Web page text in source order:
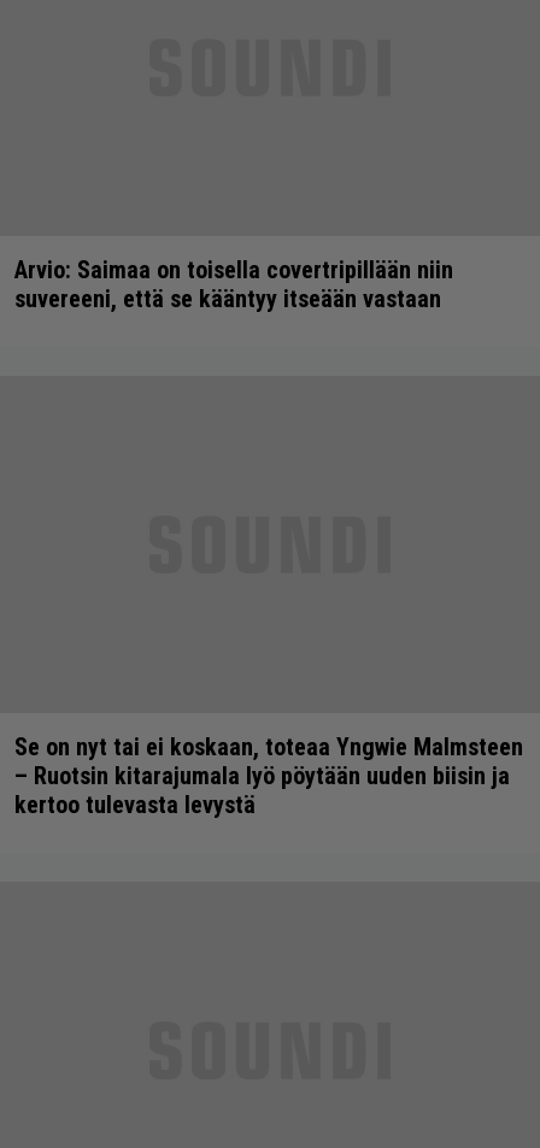
Arvio: Saimaa on toisella covertripillään niin
suvereeni, että se kääntyy itseään vastaan
Se on nyt tai ei koskaan, toteaa Yngwie Malmsteen
– Ruotsin kitarajumala lyö pöytään uuden biisin ja
kertoo tulevasta levystä